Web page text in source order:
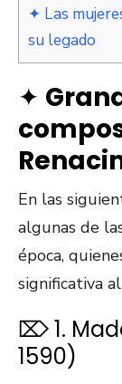
✦ Las
su legado
✦
En las
algunas de
época,
significativa
⌦ 1.
1590)